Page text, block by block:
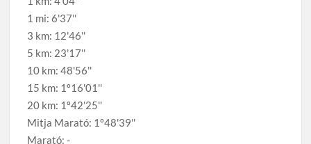
1 mi: 6'37''
3 km: 12'46''
5 km: 23'17''
10 km: 48'56''
15 km: 1º16'01''
20 km: 1º42'25''
Mitja Marató: 1º48'39''
Marató: -